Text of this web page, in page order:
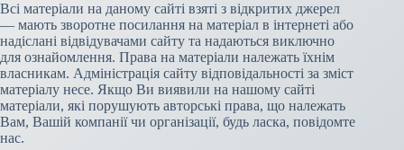
Всі матеріали на даному сайті взяті з відкритих джерел
— мають зворотне посилання на матеріал в інтернеті або
надіслані відвідувачами сайту та надаються виключно
для ознайомлення. Права на матеріали належать їхнім
власникам. Адміністрація сайту відповідальності за зміст
матеріалу несе. Якщо Ви виявили на нашому сайті
матеріали, які порушують авторські права, що належать
Вам, Вашій компанії чи організації, будь ласка, повідомте
нас.